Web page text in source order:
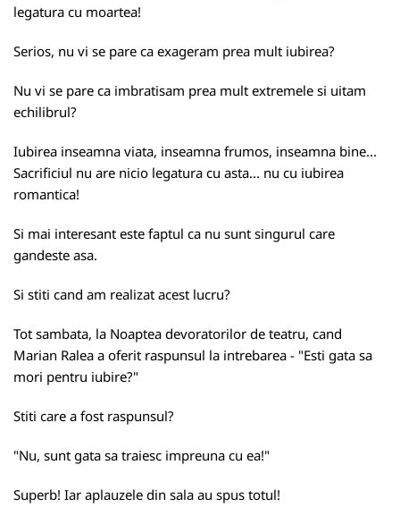
legatura cu moartea!
Serios, nu vi se pare ca exageram prea mult iubirea?
Nu vi se pare ca imbratisam prea mult extremele si uitam
echilibrul?
Iubirea inseamna viata, inseamna frumos, inseamna bine...
Sacrificiul nu are nicio legatura cu asta... nu cu iubirea
romantica!
Si mai interesant este faptul ca nu sunt singurul care
gandeste asa.
Si stiti cand am realizat acest lucru?
Tot sambata, la Noaptea devoratorilor de teatru, cand
Marian Ralea a oferit raspunsul la intrebarea - "Esti gata sa
mori pentru iubire?"
Stiti care a fost raspunsul?
"Nu, sunt gata sa traiesc impreuna cu ea!"
Superb! Iar aplauzele din sala au spus totul!